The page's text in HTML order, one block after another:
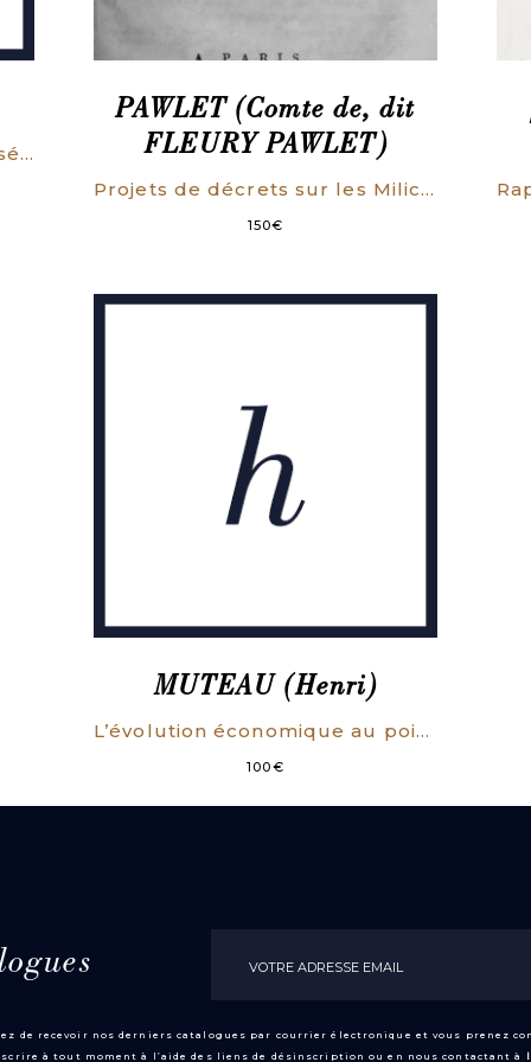
Histoire d’une histoire esquissée pour le troisième Cinquantenaire de la Révolution Française.
PAWLET (Comte de, dit
FLEURY PAWLET)
Projets de décrets sur les Milices auxiliaires & les Travaux publics, avec des Observations sur la police générale du Royaume, sur un Plan d’Impôt territorial, la Capitation, le Timbre & une Banque de Secours national (…).
150€
MUTEAU (Henri)
L’évolution économique au point de vue agricole d’un département français dans le cours du dernier demi-siècle. [La Côte-d’Or].
100€
de recevoir nos derniers catalogues par courrier électronique et vous prenez
à tout moment à l’aide des liens de désinscription ou en nous contactant à